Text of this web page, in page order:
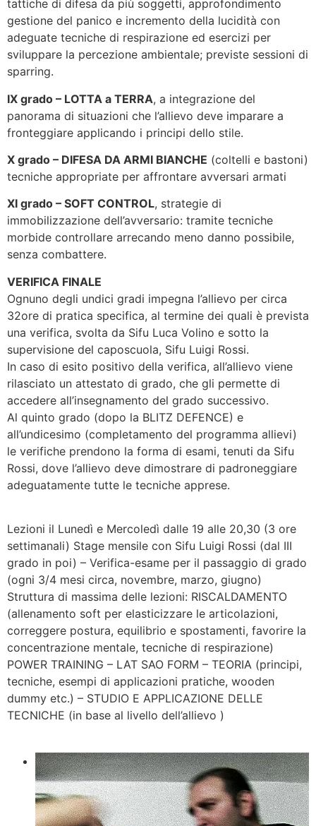
tattiche di difesa da più soggetti, approfondimento
gestione del panico e incremento della lucidità con
adeguate tecniche di respirazione ed esercizi per
sviluppare la percezione ambientale; previste sessioni di
sparring.
IX grado – LOTTA a TERRA, a integrazione del
panorama di situazioni che l’allievo deve imparare a
fronteggiare applicando i principi dello stile.
X grado – DIFESA DA ARMI BIANCHE (coltelli e bastoni)
tecniche appropriate per affrontare avversari armati
XI grado – SOFT CONTROL, strategie di
immobilizzazione dell’avversario: tramite tecniche
morbide controllare arrecando meno danno possibile,
senza combattere.
VERIFICA FINALE
Ognuno degli undici gradi impegna l’allievo per circa
32ore di pratica specifica, al termine dei quali è prevista
una verifica, svolta da Sifu Luca Volino e sotto la
supervisione del caposcuola, Sifu Luigi Rossi.
In caso di esito positivo della verifica, all’allievo viene
rilasciato un attestato di grado, che gli permette di
accedere all’insegnamento del grado successivo.
Al quinto grado (dopo la BLITZ DEFENCE) e
all’undicesimo (completamento del programma allievi)
le verifiche prendono la forma di esami, tenuti da Sifu
Rossi, dove l’allievo deve dimostrare di padroneggiare
adeguatamente tutte le tecniche apprese.
Lezioni il Lunedì e Mercoledì dalle 19 alle 20,30 (3 ore
settimanali) Stage mensile con Sifu Luigi Rossi (dal III
grado in poi) – Verifica-esame per il passaggio di grado
(ogni 3/4 mesi circa, novembre, marzo, giugno)
Struttura di massima delle lezioni: RISCALDAMENTO
(allenamento soft per elasticizzare le articolazioni,
correggere postura, equilibrio e spostamenti, favorire la
concentrazione mentale, tecniche di respirazione)
POWER TRAINING – LAT SAO FORM – TEORIA (principi,
tecniche, esempi di applicazioni pratiche, wooden
dummy etc.) – STUDIO E APPLICAZIONE DELLE
TECNICHE (in base al livello dell’allievo )